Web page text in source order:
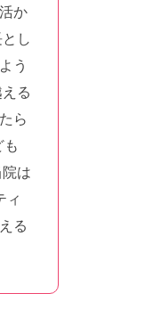
か
し
う
る
ら
も
は
ィ
る